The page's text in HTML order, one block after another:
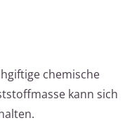
chemische
kann sich